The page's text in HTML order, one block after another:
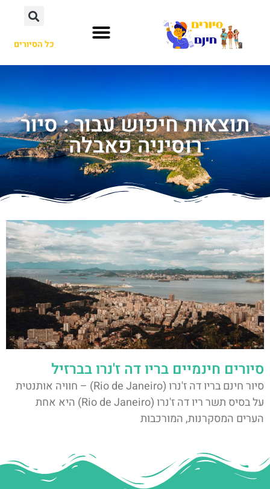
כל הסיורים
תוצאות חיפוש עבור : סיור
רוסיניה פאבלה
סיורים חינמיים בריו דה ז'נרו בברזיל
סיור חינם בריו דה ז'נרו (Rio de Janeiro) – חוויה אותנטית
על בסיס תשר ריו דה ז'נרו (Rio de Janeiro) היא אחת
הערים המסקרנות, המורכבות